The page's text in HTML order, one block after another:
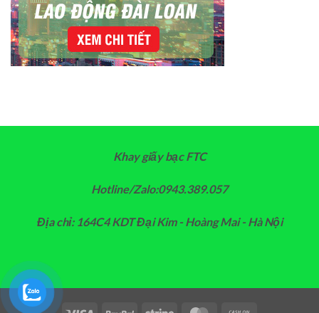
Khay giấy bạc FTC
Hotline/Zalo:0943.389.057
Địa chỉ: 164C4 KDT Đại Kim - Hoàng Mai - Hà Nội